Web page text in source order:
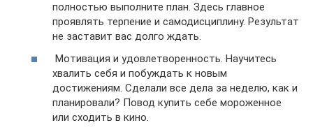
полностью выполните план. Здесь главное
проявлять терпение и самодисциплину. Результат
не заставит вас долго ждать.
Мотивация и удовлетворенность. Научитесь
хвалить себя и побуждать к новым
достижениям. Сделали все дела за неделю, как и
планировали? Повод купить себе мороженное
или сходить в кино.